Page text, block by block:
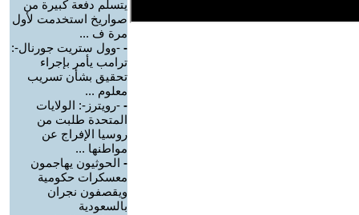
يتسلم دفعة كبيرة من
صواريخ استخدمت لأول
مرة ف ...
- -وول ستريت جورنال-:
ترامب يأمر بإجراء
تحقيق بشأن تسريب
معلوم ...
- -رويترز-: الولايات
المتحدة طلبت من
روسيا الإفراج عن
مواطنها ...
- الحوثيون يهاجمون
معسكرات حكومية
ويقصفون نجران
بالسعودية